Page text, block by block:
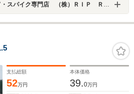
スパイク専門店 （株）ＲＩＰ ＲＡＰ
支払総額
52万円
本体価格
39.0万円